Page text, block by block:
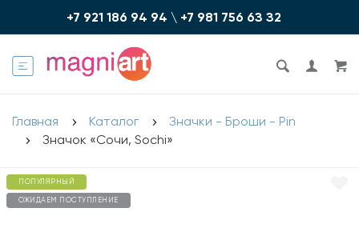
+7 921 186 94 94 \ +7 981 756 6З З2
Главная Каталог
Значки - Броши - Pin
Значок «Сочи, Sochi»
ПОПУЛЯРНЫЙ
ОЖИДАЕМ ПОСТУПЛЕНИЕ